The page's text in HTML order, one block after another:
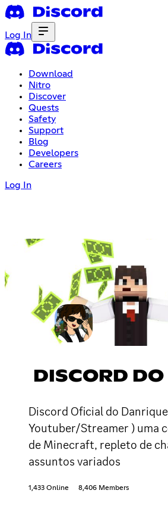
Log In
Download
Nitro
Discover
Quests
Safety
Support
Blog
Developers
Careers
Log In
DISCORD DO
Discord Oficial do
Youtuber/Streamer ) uma
de Minecraft, repleto de
assuntos variados
1,433 Online 8,406 Members